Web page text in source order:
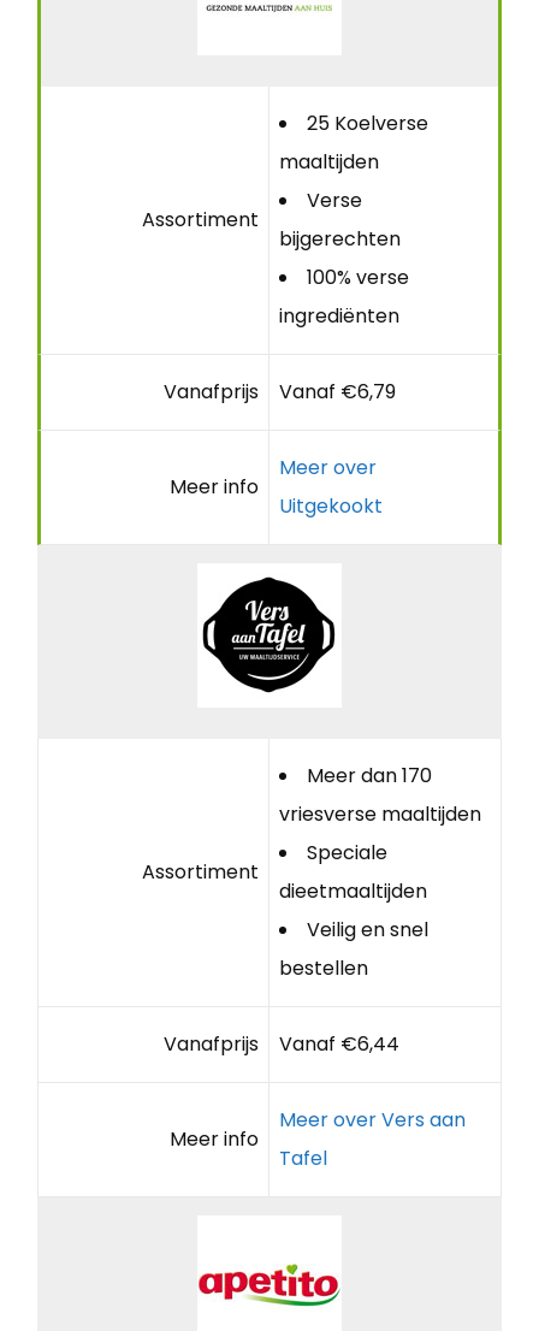
Assortiment
25 Koelverse
maaltijden
Verse
bijgerechten
100% verse
ingrediënten
Vanafprijs Vanaf €6,79
Meer info
Meer over
Uitgekookt
Assortiment
Meer dan 170
vriesverse maaltijden
Speciale
dieetmaaltijden
Veilig en snel
bestellen
Vanafprijs Vanaf €6,44
Meer info
Meer over Vers aan
Tafel